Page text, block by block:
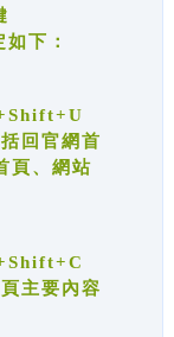
下：
回官網首
頁、網站
主要內容